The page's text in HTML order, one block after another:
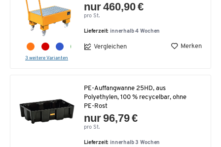
3 weitere Varianten
nur 460,90 €
pro St.
Lieferzeit: innerhalb 4 Wochen
Vergleichen Merken
PE-Auffangwanne 25HD, aus
Polyethylen, 100 % recycelbar, ohne
PE-Rost
nur 96,79 €
pro St.
Lieferzeit: innerhalb 3 Wochen